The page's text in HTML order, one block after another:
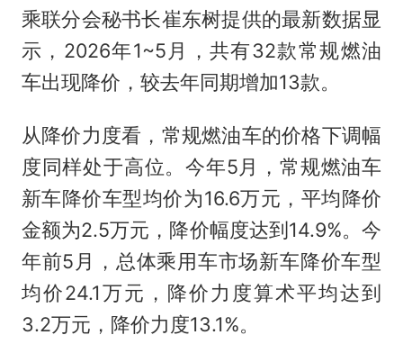
乘联分会秘书长崔东树提供的最新数据显
示，2026年1~5月，共有32款常规燃油
车出现降价，较去年同期增加13款。
从降价力度看，常规燃油车的价格下调幅
度同样处于高位。今年5月，常规燃油车
新车降价车型均价为16.6万元，平均降价
金额为2.5万元，降价幅度达到14.9%。今
年前5月，总体乘用车市场新车降价车型
均价24.1万元，降价力度算术平均达到
3.2万元，降价力度13.1%。